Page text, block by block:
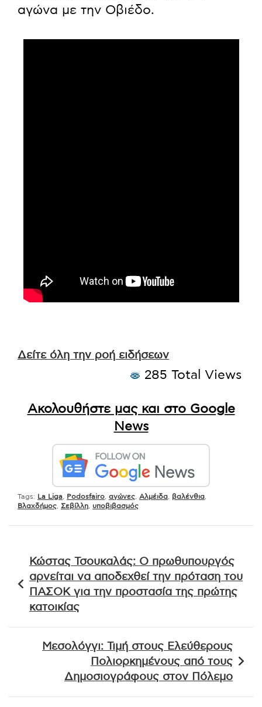
αγώνα με την Οβιέδο.
Δείτε όλη την ροή ειδήσεων
285 Total Views
Ακολουθήστε μας και στο Google
News
Tags: La Liga Podosfairo αγώνες Αλμέιδα βαλένθια
Βλαχδήμος
Σεβίλλη υποβιβασμός
άρθρων
Κώστας Τσουκαλάς: Ο πρωθυπουργός
αρνείται να αποδεχθεί την πρόταση του
ΠΑΣΟΚ για την προστασία της πρώτης
κατοικίας
Μεσολόγγι: Τιμή στους Ελεύθερους
Πολιορκημένους από τους
Δημοσιογράφους στον Πόλεμο